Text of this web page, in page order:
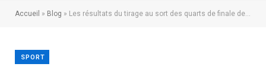
Accueil » Blog » Les résultats du tirage au sort des quarts de finale de la Coupe de la Confédération de la CAF
SPORT